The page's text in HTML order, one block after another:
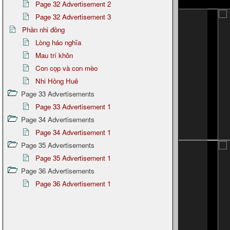
Page 32 Advertisement 2
Page 32 Advertisement 3
Phần nhi đồng
Lòng háo nghĩa
Mau trí khôn
Con cọp và con mèo
Nhi Hồng Huê
Page 33 Advertisements
Page 33 Advertisement 1
Page 34 Advertisements
Page 34 Advertisement 1
Page 35 Advertisements
Page 35 Advertisement 1
Page 36 Advertisements
Page 36 Advertisement 1